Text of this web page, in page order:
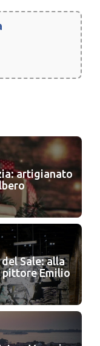
artigianato
Sale: alla
Emilio